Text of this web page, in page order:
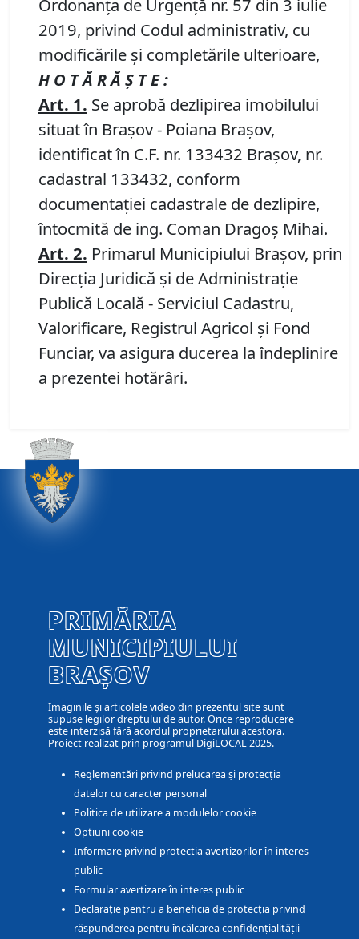
Ordonanța de Urgență nr. 57 din 3 iulie
2019, privind Codul administrativ, cu
modificările și completările ulterioare,
H O T Ă R Ă Ş T E :
Art. 1. Se aprobă dezlipirea imobilului
situat în Brașov - Poiana Brașov,
identificat în C.F. nr. 133432 Brașov, nr.
cadastral 133432, conform
documentației cadastrale de dezlipire,
întocmită de ing. Coman Dragoș Mihai.
Art. 2. Primarul Municipiului Brașov, prin
Direcția Juridică și de Administrație
Publică Locală - Serviciul Cadastru,
Valorificare, Registrul Agricol și Fond
Funciar, va asigura ducerea la îndeplinire
a prezentei hotărâri.
PRIMĂRIA
MUNICIPIULUI
BRAȘOV
Imaginile și articolele video din prezentul site sunt
supuse legilor dreptului de autor. Orice reproducere
este interzisă fără acordul proprietarului acestora.
Proiect realizat prin programul DigiLOCAL 2025.
Reglementări privind prelucarea și protecția
datelor cu caracter personal
Politica de utilizare a modulelor cookie
Optiuni cookie
Informare privind protectia avertizorilor în interes
public
Formular avertizare în interes public
Declarație pentru a beneficia de protecția privind
răspunderea pentru încălcarea confidențialității